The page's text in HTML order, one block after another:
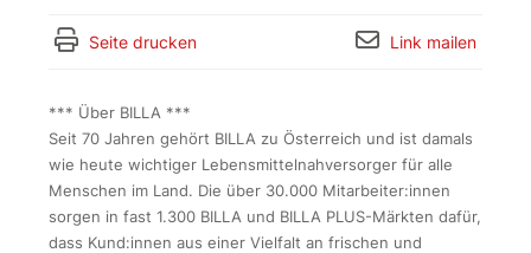
Seite drucken Link mailen
*** Über BILLA ***
Seit 70 Jahren gehört BILLA zu Österreich und ist damals
wie heute wichtiger Lebensmittelnahversorger für alle
Menschen im Land. Die über 30.000 Mitarbeiter:innen
sorgen in fast 1.300 BILLA und BILLA PLUS-Märkten dafür,
dass Kund:innen aus einer Vielfalt an frischen und